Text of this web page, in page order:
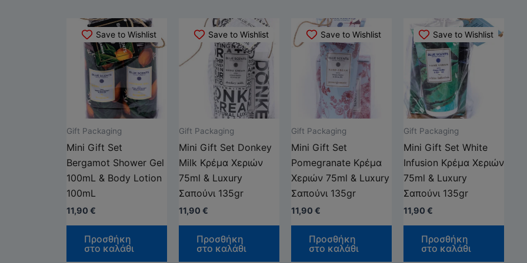
Save to Wishlist
Gift Packaging
Mini Gift Set
Bergamot Shower Gel
100mL & Body Lotion
100mL
11,90 €
Προσθήκη
στο καλάθι
Save to Wishlist
Gift Packaging
Mini Gift Set Donkey
Milk Κρέμα Χεριών
75ml & Luxury
Σαπούνι 135gr
11,90 €
Προσθήκη
στο καλάθι
Save to Wishlist
Gift Packaging
Mini Gift Set
Pomegranate Κρέμα
Χεριών 75ml & Luxury
Σαπούνι 135gr
11,90 €
Προσθήκη
στο καλάθι
Save to Wishlist
Gift Packaging
Mini Gift Set White
Infusion Κρέμα Χεριών
75ml & Luxury
Σαπούνι 135gr
11,90 €
Προσθήκη
στο καλάθι